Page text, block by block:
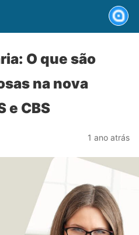
O que são
na nova
e CBS
1 ano atrás